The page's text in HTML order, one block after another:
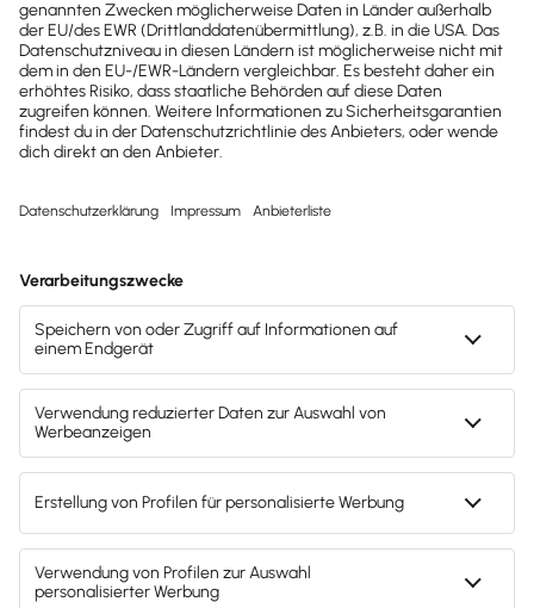
Hast du dich für eine Vorgehensweise, wie du deine
Website erstellen möchtest, entschieden, geht es
darum, passende Inhalte für deinen Internetauftritt
zu verfassen. Stelle dir dazu folgende Fragen:
willst du erreichen?
welcher Art willst du mit potenziellen Kunden
kommunizieren?
Erstelle einen Kunden-Avatar
Um die Inhalte und das Design deiner Website
optimal auf deine Zielgruppe zuschneiden zu
können und eine entsprechende Website bzw.
Homepage zu erstellen, kannst du einen
„Wunschkunden“ (oder auch Customer Avatar)